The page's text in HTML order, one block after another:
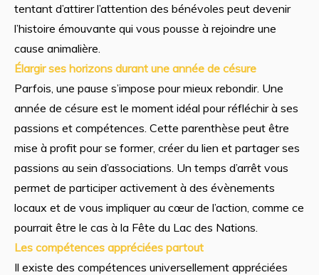
tentant d’attirer l’attention des bénévoles peut devenir
l’histoire émouvante qui vous pousse à rejoindre une
cause animalière.
Élargir ses horizons durant une année de césure
Parfois, une pause s’impose pour mieux rebondir. Une
année de césure est le moment idéal pour réfléchir à ses
passions et compétences. Cette parenthèse peut être
mise à profit pour se former, créer du lien et partager ses
passions au sein d’associations. Un temps d’arrêt vous
permet de participer activement à des évènements
locaux et de vous impliquer au cœur de l’action, comme ce
pourrait être le cas à la Fête du Lac des Nations.
Les compétences appréciées partout
Il existe des compétences universellement appréciées